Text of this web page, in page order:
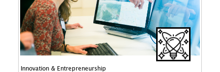
Innovation & Entrepreneurship